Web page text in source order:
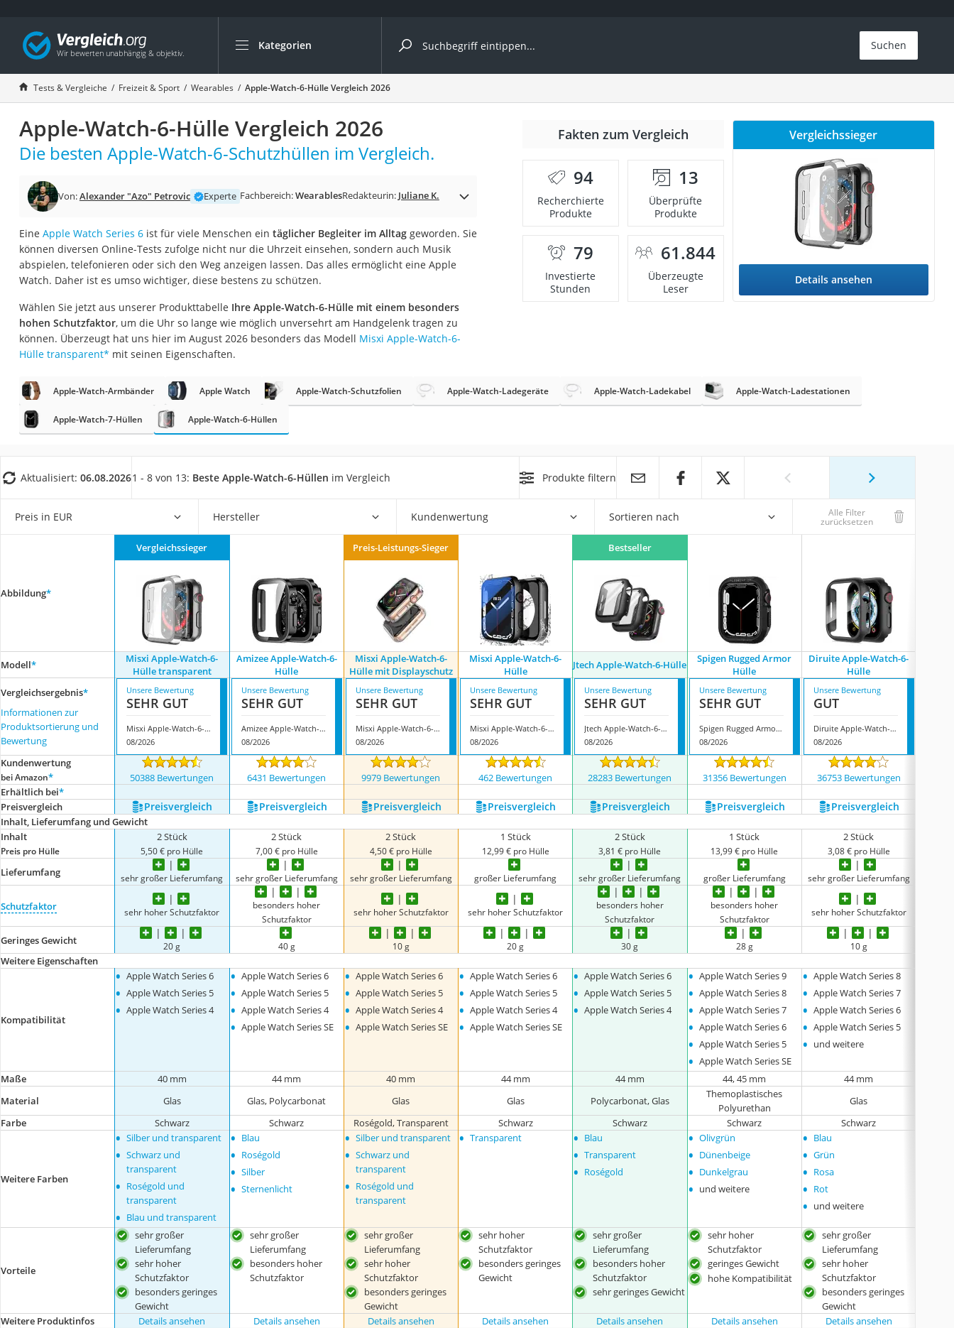
Kategorien
Die beliebtesten Vergleiche nach Kategorie
Freizeit & Sport
Gartentrampolin
Trampolin
Metalldetektor
Trampolin 366 cm
Aluminium-Koffer
Futterboot
Air Bike
E-Bike-Dreirad
Trekkingschuhe Herren
Reisetasche mit Rollen
Koffer
Nachtsichtgerät
Vibrationsplatte
Wanderschuhe Herren
Sicherheitsweste Reiten
Suchen
Tests & Vergleiche Freizeit & Sport Wearables Apple-Watch-6-Hülle Vergleich 2026
Apple-Watch-6-Hülle Vergleich 2026
Die besten Apple-Watch-6-Schutzhüllen im Vergleich.
Von:Alexander "Azo" Petrovic Experte Fachbereich:WearablesRedakteurin: Juliane K.
Eine Apple Watch Series 6ist für viele Menschen ein täglicher Begleiter im Alltaggeworden. Sie
können diversen Online-Tests zufolge nicht nur die Uhrzeit einsehen, sondern auch Musik
abspielen, telefonieren oder sich den Weg anzeigen lassen. Das alles ermöglicht eine Apple
Watch. Daher ist es umso wichtiger, diese bestens zu schützen.
Wählen Sie jetzt aus unserer Produkttabelle Ihre Apple-Watch-6-Hülle mit einem besonders
hohen Schutzfaktor, um die Uhr so lange wie möglich unversehrt am Handgelenk tragen zu
können. Überzeugt hat uns hier im August 2026 besonders das Modell Misxi Apple-Watch-6-
Hülle transparent* mit seinen Eigenschaften.
Fakten zum Vergleich
94
Recherchierte
Produkte
13
Überprüfte
Produkte
79
Investierte
Stunden
61.844
Überzeugte
Leser
Vergleichssieger
Details ansehen
Apple-Watch-Armbänder Apple Watch Apple-Watch-Schutzfolien Apple-Watch-Ladegeräte Apple-Watch-Ladekabel Apple-Watch-Ladestationen
Apple-Watch-7-Hüllen Apple-Watch-6-Hüllen
Aktualisiert: 06.08.20261 - 8 von 13: Beste Apple-Watch-6-Hüllen im Vergleich Produkte filtern
Preis in EUR Hersteller Kundenwertung Sortieren nach Alle Filter
zurücksetzen
Abbildung*
Vergleichssieger Preis-Leistungs-Sieger Bestseller
Modell*
Misxi Apple-Watch-6-
Hülle transparent
Amizee Apple-Watch-6-
Hülle
Misxi Apple-Watch-6-
Hülle mit Displayschutz
Misxi Apple-Watch-6-
Hülle
Jtech Apple-Watch-6-Hülle
Spigen Rugged Armor
Hülle
Diruite Apple-Watch-6-
Hülle
Vergleichsergebnis*
Informationen zur
Produktsortierung und
Bewertung
Unsere Bewertung
SEHR GUT
Misxi Apple-Watch-6-Hülle transparent
08/2026
Unsere Bewertung
SEHR GUT
Amizee Apple-Watch-6-Hülle
08/2026
Unsere Bewertung
SEHR GUT
Misxi Apple-Watch-6-Hülle mit Displayschutz
08/2026
Unsere Bewertung
SEHR GUT
Misxi Apple-Watch-6-Hülle
08/2026
Unsere Bewertung
SEHR GUT
Jtech Apple-Watch-6-Hülle
08/2026
Unsere Bewertung
SEHR GUT
Spigen Rugged Armor Hülle
08/2026
Unsere Bewertung
GUT
Diruite Apple-Watch-6-Hülle
08/2026
Kundenwertung
bei Amazon* 50388 Bewertungen 6431 Bewertungen 9979 Bewertungen 462 Bewertungen 28283 Bewertungen 31356 Bewertungen 36753 Bewertungen
Erhältlich bei*
Preis­vergleich
Preis­vergleich Preis­vergleich Preis­vergleich Preis­vergleich Preis­vergleich Preis­vergleich Preis­vergleich
Inhalt, Lieferumfang und Gewicht
Inhalt
Preis pro Hülle
2 Stück
5,50 € pro Hülle
2 Stück
7,00 € pro Hülle
2 Stück
4,50 € pro Hülle
1 Stück
12,99 € pro Hülle
2 Stück
3,81 € pro Hülle
1 Stück
13,99 € pro Hülle
2 Stück
3,08 € pro Hülle
Lieferumfang sehr großer Lieferumfang sehr großer Lieferumfang sehr großer Lieferumfang großer Lieferumfang sehr großer Lieferumfang großer Lieferumfang sehr großer Lieferumfang
Schutzfaktor sehr hoher Schutzfaktor
besonders hoher
Schutzfaktor
sehr hoher Schutzfaktor sehr hoher Schutzfaktor
besonders hoher
Schutzfaktor
besonders hoher
Schutzfaktor
sehr hoher Schutzfaktor
Geringes Gewicht 20 g 40 g 10 g 20 g 30 g 28 g 10 g
Weitere Eigenschaften
Kompatibilität
• Apple Watch Series 6
• Apple Watch Series 5
• Apple Watch Series 4
• Apple Watch Series 6
• Apple Watch Series 5
• Apple Watch Series 4
• Apple Watch Series SE
• Apple Watch Series 6
• Apple Watch Series 5
• Apple Watch Series 4
• Apple Watch Series SE
• Apple Watch Series 6
• Apple Watch Series 5
• Apple Watch Series 4
• Apple Watch Series SE
• Apple Watch Series 6
• Apple Watch Series 5
• Apple Watch Series 4
• Apple Watch Series 9
• Apple Watch Series 8
• Apple Watch Series 7
• Apple Watch Series 6
• Apple Watch Series 5
• Apple Watch Series SE
• Apple Watch Series 8
• Apple Watch Series 7
• Apple Watch Series 6
• Apple Watch Series 5
• und weitere
Maße 40 mm 44 mm 40 mm 44 mm 44 mm 44, 45 mm
44 mm
Material
Glas Glas, Polycarbonat Glas Glas Polycarbonat, Glas
Themoplastisches
Polyurethan
Glas
Farbe
Schwarz Schwarz Roségold, Transparent Schwarz Schwarz Schwarz Schwarz
Weitere Farben
• Silber und transparent
• Schwarz und
transparent
• Roségold und
transparent
• Blau und transparent
• Blau
• Roségold
• Silber
• Sternenlicht
• Silber und transparent
• Schwarz und
transparent
• Roségold und
transparent
• Transparent • Blau
• Transparent
• Roségold
• Olivgrün
• Dünenbeige
• Dunkelgrau
• und weitere
• Blau
• Grün
• Rosa
• Rot
• und weitere
Vorteile
sehr großer
Lieferumfang
sehr hoher
Schutzfaktor
besonders geringes
Gewicht
sehr großer
Lieferumfang
besonders hoher
Schutzfaktor
sehr großer
Lieferumfang
sehr hoher
Schutzfaktor
besonders geringes
Gewicht
sehr hoher
Schutzfaktor
besonders geringes
Gewicht
sehr großer
Lieferumfang
besonders hoher
Schutzfaktor
sehr geringes Gewicht
sehr hoher
Schutzfaktor
geringes Gewicht
hohe Kompatibilität
sehr großer
Lieferumfang
sehr hoher
Schutzfaktor
besonders geringes
Gewicht
Weitere Produktinfos Details ansehen Details ansehen Details ansehen Details ansehen Details ansehen Details ansehen
Details ansehen